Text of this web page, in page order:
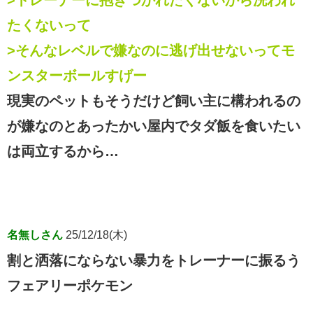
たくないって
>そんなレベルで嫌なのに逃げ出せないってモ
ンスターボールすげー
現実のペットもそうだけど飼い主に構われるの
が嫌なのとあったかい屋内でタダ飯を食いたい
は両立するから…
名無しさん 25/12/18(木)
割と洒落にならない暴力をトレーナーに振るう
フェアリーポケモン